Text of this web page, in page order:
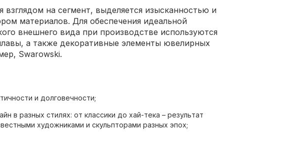
взглядом на сегмент, выделяется изысканностью и
материалов. Для обеспечения идеальной
внешнего вида при производстве используются
а также декоративные элементы ювелирных
Swarowski.
и долговечности;
в разных стилях: от классики до хай-тека – результат
художниками и скульпторами разных эпох;